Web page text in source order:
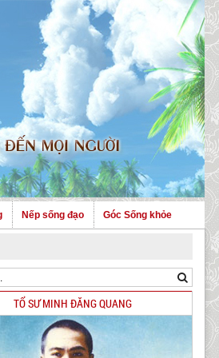
Nếp sống đạo Góc Sống khỏe
TỔ SƯ MINH ĐĂNG QUANG